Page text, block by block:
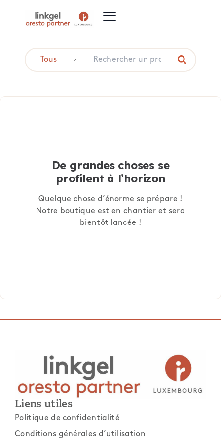
De grandes choses se
profilent à l’horizon
Quelque chose d’énorme se prépare !
Notre boutique est en chantier et sera
bientôt lancée !
Liens utiles
Politique de confidentialité
Conditions générales d’utilisation